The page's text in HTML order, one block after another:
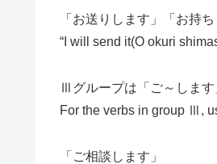
「お送りします」「お持
“I will send it(O okuri
Ⅲグループは「ご～します
For the verbs in group Ⅲ,
「ご相談します」